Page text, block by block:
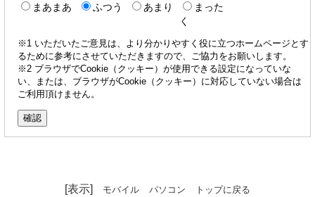
まあまあ
ふつう あまり
まった
く
※1 いただいたご意見は、より分かりやすく役に立つホームページとす
るために参考にさせていただきますので、ご協力をお願いします。
※2 ブラウザでCookie（クッキー）が使用できる設定になっていな
い、または、ブラウザがCookie（クッキー）に対応していない場合は
ご利用頂けません。
[表示] モバイル パソコン トップに戻る